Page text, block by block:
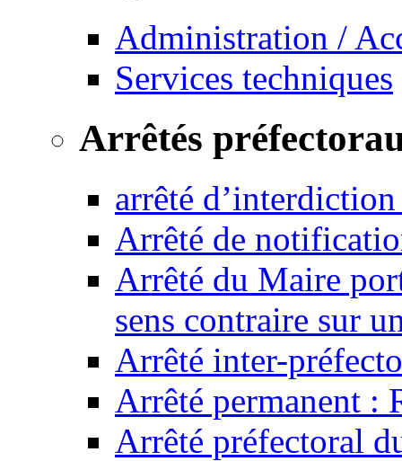
Administration /
Services techniques
Arrêtés
arrêté
Arrêté de
Arrêté du Maire
sens contraire sur
Arrêté inter-
Arrêté permanent :
Arrêté préfectoral